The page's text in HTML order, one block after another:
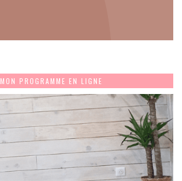
MON PROGRAMME EN LIGNE